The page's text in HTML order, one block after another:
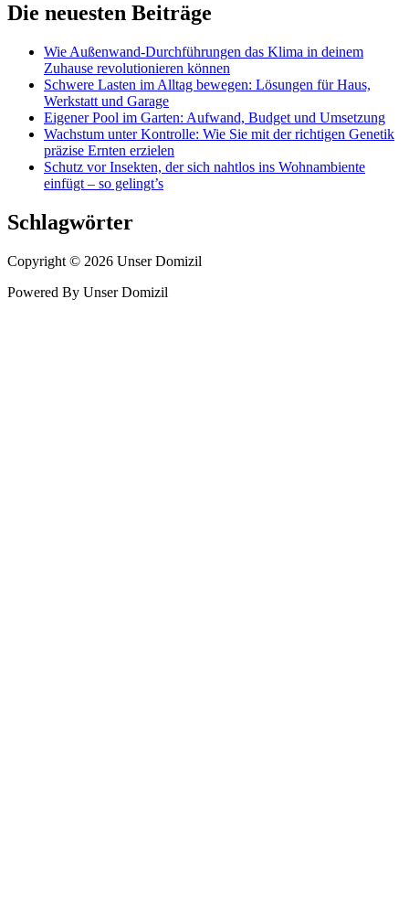
Die neuesten Beiträge
Wie Außenwand-Durchführungen das Klima in deinem
Zuhause revolutionieren können
Schwere Lasten im Alltag bewegen: Lösungen für Haus,
Werkstatt und Garage
Eigener Pool im Garten: Aufwand, Budget und Umsetzung
Wachstum unter Kontrolle: Wie Sie mit der richtigen Genetik
präzise Ernten erzielen
Schutz vor Insekten, der sich nahtlos ins Wohnambiente
einfügt – so gelingt’s
Schlagwörter
Copyright © 2026 Unser Domizil
Powered By Unser Domizil